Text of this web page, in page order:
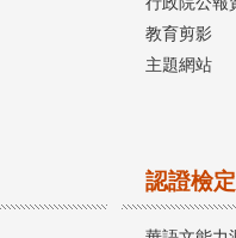
教育剪影
主題網站
認證檢